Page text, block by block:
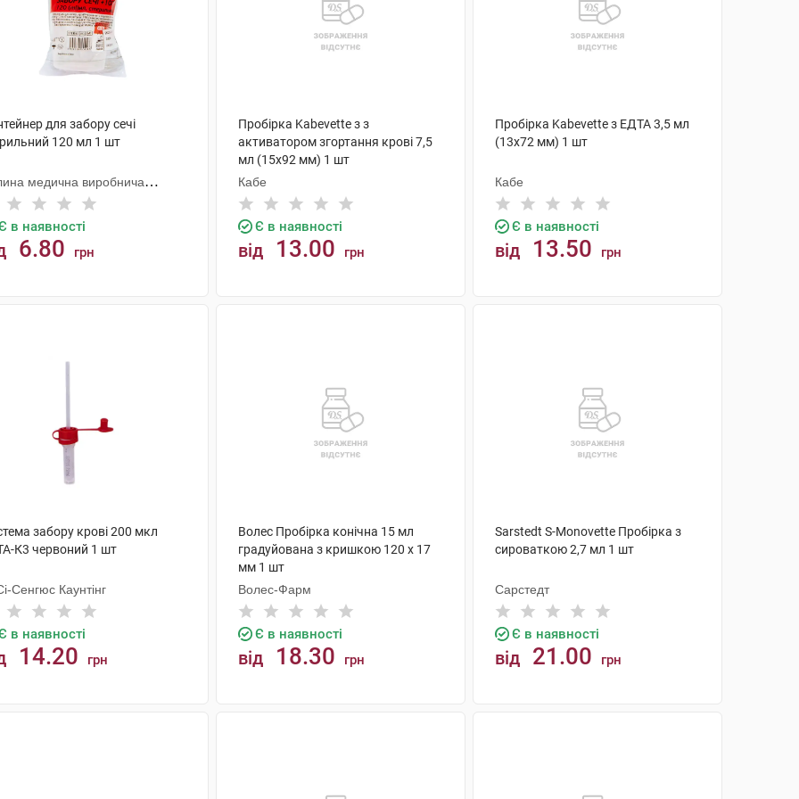
для забору сечі
120 мл 1 шт
медична виробнича
в наявності
6.80 грн
Пробірка Kabevette з з
активатором згортання крові 7,5
мл (15х92 мм) 1 шт
Кабе
Є в наявності
від 13.00 грн
Пробірка Kabevette з ЕДТА 3,5 мл
(13х72 мм) 1 шт
Кабе
Є в наявності
від 13.50 грн
забору крові 200 мкл
К3 червоний 1 шт
Сенгюс Каунтінг
в наявності
14.20 грн
Волес Пробірка конічна 15 мл
градуйована з кришкою 120 х 17
мм 1 шт
Волес-Фарм
Є в наявності
від 18.30 грн
Sarstedt S-Monovette Пробірка з
сироваткою 2,7 мл 1 шт
Сарстедт
Є в наявності
від 21.00 грн